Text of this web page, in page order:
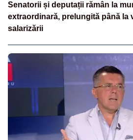
Senatorii și deputații rămân la
extraordinară, prelungită până la
salarizării